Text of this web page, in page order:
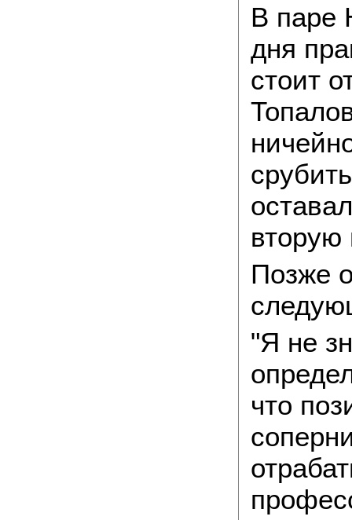
В паре
дня
стоит
вторую
Позже
"Я не
что